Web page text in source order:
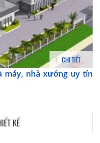
CHI TIẾT
máy, nhà xưởng uy tín
KẾ